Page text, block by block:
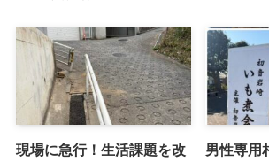
現場に急行！生活課題を改
男性専用